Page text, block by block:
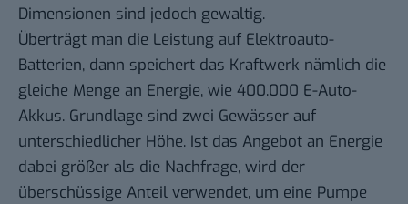
Dimensionen sind jedoch gewaltig.
Überträgt man die Leistung auf Elektroauto-
Batterien, dann speichert das Kraftwerk nämlich die
gleiche Menge an Energie, wie 400.000 E-Auto-
Akkus. Grundlage sind zwei Gewässer auf
unterschiedlicher Höhe. Ist das Angebot an Energie
dabei größer als die Nachfrage, wird der
überschüssige Anteil verwendet, um eine Pumpe